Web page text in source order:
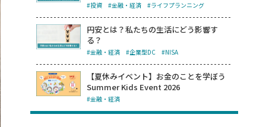
#投資 #金融・経済 #ライフプランニング
円安とは？私たちの生活にどう影響す
る？
#金融・経済 #企業型DC #NISA
【夏休みイベント】お金のことを学ぼう
Summer Kids Event 2026
#金融・経済